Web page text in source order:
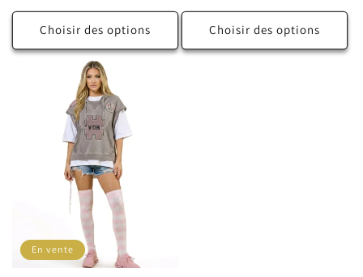
Choisir des options Choisir des options
En vente